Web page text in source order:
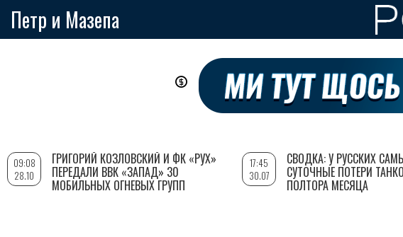
Петр и Мазепа
09:08
28.10
ГРИГОРИЙ КОЗЛОВСКИЙ И ФК «РУХ»
ПЕРЕДАЛИ ВВК «ЗАПАД» 30
МОБИЛЬНЫХ ОГНЕВЫХ ГРУПП
17:45
30.07
СВОДКА: У РУССКИХ
СУТОЧНЫЕ ПОТЕРИ
ПОЛТОРА МЕСЯЦА